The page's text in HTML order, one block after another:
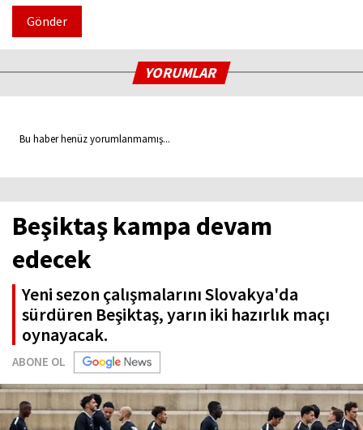
Gönder
YORUMLAR
Bu haber henüz yorumlanmamış...
Beşiktaş kampa devam
edecek
Yeni sezon çalışmalarını Slovakya'da
sürdüren Beşiktaş, yarın iki hazırlık maçı
oynayacak.
ABONE OL